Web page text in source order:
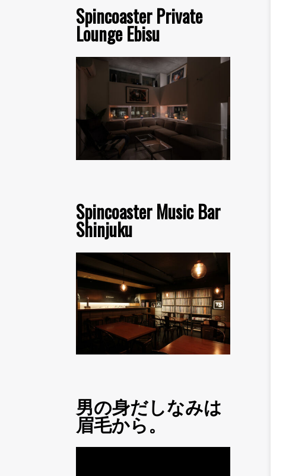
Spincoaster Private
Lounge Ebisu
Spincoaster Music Bar
Shinjuku
男の身だしなみは
眉毛から。